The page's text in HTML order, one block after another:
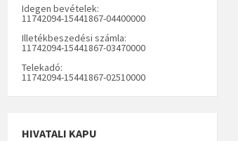
Idegen bevételek:
11742094-15441867-04400000
Illetékbeszedési számla:
11742094-15441867-03470000
Telekadó:
11742094-15441867-02510000
HIVATALI KAPU